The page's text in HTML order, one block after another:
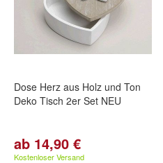
Dose Herz aus Holz und Ton
Deko Tisch 2er Set NEU
ab 14,90 €
Kostenloser Versand